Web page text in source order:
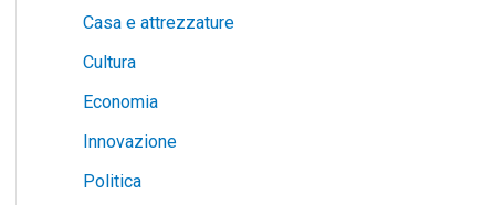
Casa e attrezzature
Cultura
Economia
Innovazione
Politica